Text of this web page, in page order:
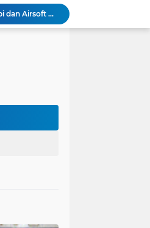
Polresta Denpasar Ungkap Kasus Narkoba, Temukan Senpi dan Airsoft Gun Saat Pengerebekan